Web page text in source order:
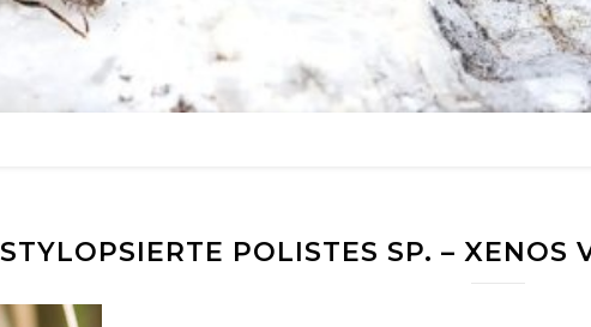
STYLOPSIERTE POLISTES SP. – XENOS